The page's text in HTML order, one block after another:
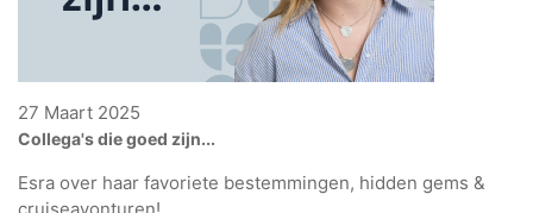
27 Maart 2025
Collega's die goed zijn...
Esra over haar favoriete bestemmingen, hidden gems &